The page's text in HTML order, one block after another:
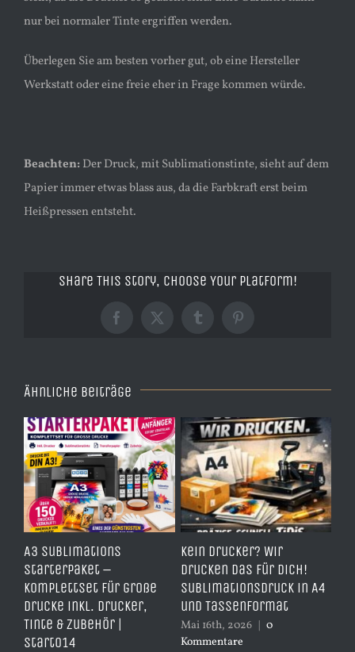
nur bei normaler Tinte ergriffen werden.
Überlegen Sie am besten vorher gut, ob eine Hersteller
Werkstatt oder eine freie eher in Frage kommen würde.
Beachten:Der Druck, mit Sublimationstinte, sieht auf dem
Papier immer etwas blass aus, da die Farbkraft erst beim
Heißpressen entsteht.
Share This Story, Choose Your Platform!
Facebook
X TumblrPinterest
Ähnliche Beiträge
A3 Sublimations
Starterpaket –
Komplettset für große
Drucke inkl. Drucker,
Tinte & Zubehör |
Start014
Kein Drucker? Wir
drucken das für dich!
Sublimationsdruck in A4
und Tassenformat
Mai 16th, 2026
0
Kommentare